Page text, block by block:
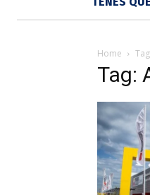
Home
Tag: